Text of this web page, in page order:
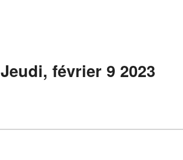
Jeudi, février 9 2023